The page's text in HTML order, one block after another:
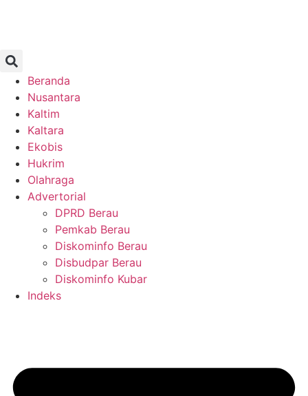
Beranda
Nusantara
Kaltim
Kaltara
Ekobis
Hukrim
Olahraga
Advertorial
DPRD Berau
Pemkab Berau
Diskominfo Berau
Disbudpar Berau
Diskominfo Kubar
Indeks